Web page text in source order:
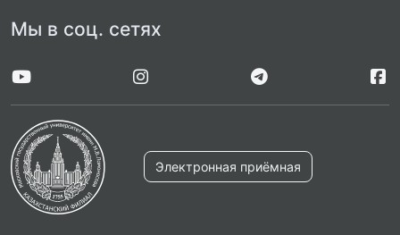
Мы в соц. сетях
Электронная приёмная